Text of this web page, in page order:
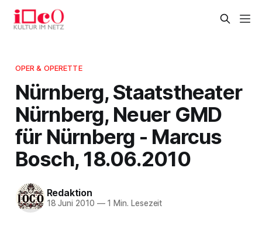
OPER & OPERETTE
Nürnberg, Staatstheater
Nürnberg, Neuer GMD
für Nürnberg - Marcus
Bosch, 18.06.2010
Redaktion
18 Juni 2010 —1 Min. Lesezeit